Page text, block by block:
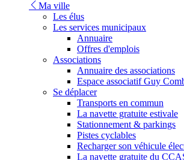
Ma ville
Les élus
Les services municipaux
Annuaire
Offres d'emplois
Associations
Annuaire des associations
Espace associatif Guy
Se déplacer
Transports en commun
La navette gratuite estivale
Stationnement & parkings
Pistes cyclables
Recharger son véhicule
La navette gratuite du